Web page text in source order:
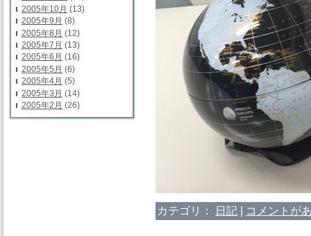
2005年10月 (13)
2005年9月 (8)
2005年8月 (12)
2005年7月 (13)
2005年6月 (16)
2005年5月 (6)
2005年4月 (5)
2005年3月 (14)
2005年2月 (26)
カテゴリ： 日記 | コメントが